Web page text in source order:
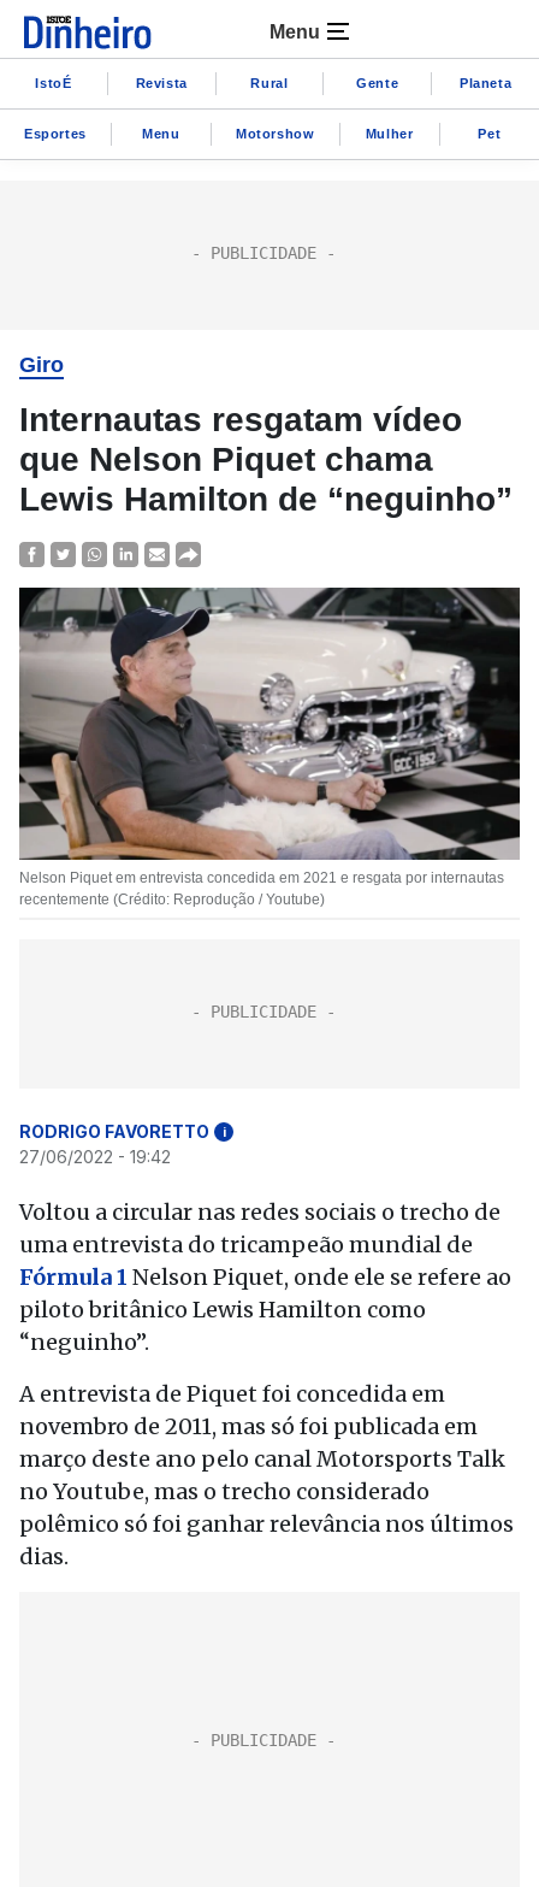
Menu
IstoÉ Revista Rural Gente Planeta
Esportes Menu Motorshow Mulher Pet
Giro
Internautas resgatam vídeo
que Nelson Piquet chama
Lewis Hamilton de “neguinho”
Nelson Piquet em entrevista concedida em 2021 e resgata por internautas
recentemente (Crédito: Reprodução / Youtube)
RODRIGO FAVORETTO i
27/06/2022 - 19:42
Voltou a circular nas redes sociais o trecho de
uma entrevista do tricampeão mundial de
Fórmula 1 Nelson Piquet, onde ele se refere ao
piloto britânico Lewis Hamilton como
“neguinho”.
A entrevista de Piquet foi concedida em
novembro de 2011, mas só foi publicada em
março deste ano pelo canal Motorsports Talk
no Youtube, mas o trecho considerado
polêmico só foi ganhar relevância nos últimos
dias.